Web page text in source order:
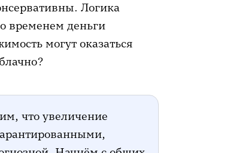
Логика
временем деньги
могут оказаться
что увеличение